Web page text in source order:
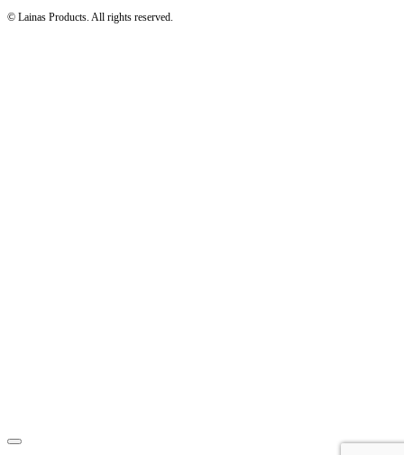
© Lainas Products. All rights reserved.